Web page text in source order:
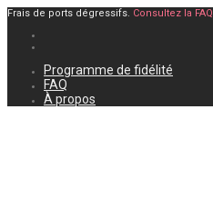
Frais de ports dégressifs. Consultez la FAQ
Programme de fidélité
FAQ
À propos